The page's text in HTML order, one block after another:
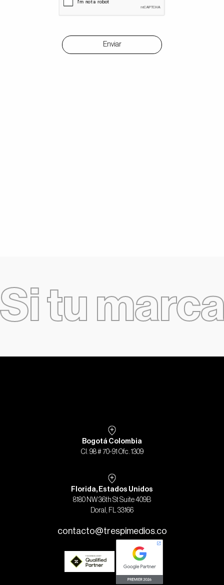
Enviar
Si tu
Bogotá Colombia
Cl. 98 # 70-91 Ofc. 1309
Florida, Estados Unidos
8180 NW 36th St Suite 409B
Doral, FL 33166
contacto@trespimedios.co